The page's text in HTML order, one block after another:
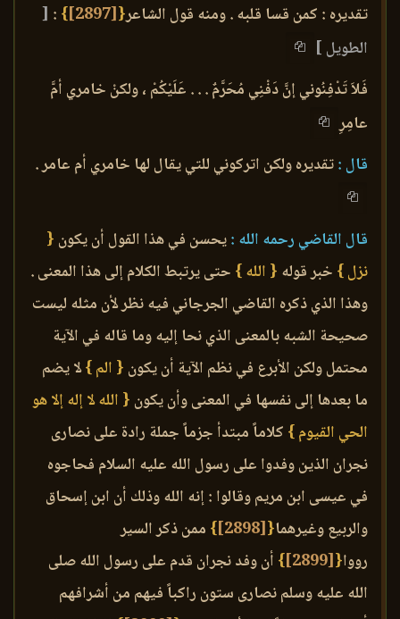
تقديره : كمن قسا قلبه . ومنه قول الشاعر{
[2897]
}
:
[
الطويل ]
فَلاَ تَدْفِنُوني إنَّ دَفْنِي مُحَرَّمٌ . . . عَلَيْكُمْ ، ولكنْ خامري أمَّ
عامِرِ
قال :تقديره ولكن اتركوني للتي يقال لها خامري أم عامر .
قال القاضي رحمه الله :يحسن في هذا القول أن يكون {
نزل } خبر قوله { الله } حتى يرتبط الكلام إلى هذا المعنى .
وهذا الذي ذكره القاضي الجرجاني فيه نظر لأن مثله ليست
صحيحة الشبه بالمعنى الذي نحا إليه وما قاله في الآية
محتمل ولكن الأبرع في نظم الآية أن يكون { الم }لا يضم
ما بعدها إلى نفسها في المعنى وأن يكون { الله لا إله إلا هو
الحي القيوم } كلاماً مبتدأ جزماً جملة رادة على نصارى
نجران الذين وفدوا على رسول الله عليه السلام فحاجوه
في عيسى ابن مريم وقالوا : إنه الله وذلك أن ابن إسحاق
والربيع وغيرهما{
[2898]
} ممن ذكر السير
رووا{
[2899]
} أن وفد نجران قدم على رسول الله صلى
الله عليه وسلم نصارى ستون راكباً فيهم من أشرافهم